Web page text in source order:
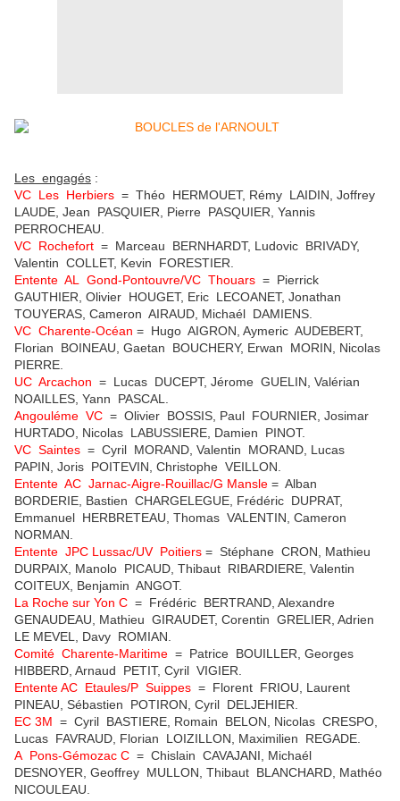
Les engagés :
VC Les Herbiers = Théo HERMOUET, Rémy LAIDIN, Joffrey
LAUDE, Jean PASQUIER, Pierre PASQUIER, Yannis
PERROCHEAU.
VC Rochefort = Marceau BERNHARDT, Ludovic BRIVADY,
Valentin COLLET, Kevin FORESTIER.
Entente AL Gond-Pontouvre/VC Thouars = Pierrick
GAUTHIER, Olivier HOUGET, Eric LECOANET, Jonathan
TOUYERAS, Cameron AIRAUD, Michaél DAMIENS.
VC Charente-Océan = Hugo AIGRON, Aymeric AUDEBERT,
Florian BOINEAU, Gaetan BOUCHERY, Erwan MORIN, Nicolas
PIERRE.
UC Arcachon = Lucas DUCEPT, Jérome GUELIN, Valérian
NOAILLES, Yann PASCAL.
Angouléme VC = Olivier BOSSIS, Paul FOURNIER, Josimar
HURTADO, Nicolas LABUSSIERE, Damien PINOT.
VC Saintes = Cyril MORAND, Valentin MORAND, Lucas
PAPIN, Joris POITEVIN, Christophe VEILLON.
Entente AC Jarnac-Aigre-Rouillac/G Mansle = Alban
BORDERIE, Bastien CHARGELEGUE, Frédéric DUPRAT,
Emmanuel HERBRETEAU, Thomas VALENTIN, Cameron
NORMAN.
Entente JPC Lussac/UV Poitiers = Stéphane CRON, Mathieu
DURPAIX, Manolo PICAUD, Thibaut RIBARDIERE, Valentin
COITEUX, Benjamin ANGOT.
La Roche sur Yon C = Frédéric BERTRAND, Alexandre
GENAUDEAU, Mathieu GIRAUDET, Corentin GRELIER, Adrien
LE MEVEL, Davy ROMIAN.
Comité Charente-Maritime = Patrice BOUILLER, Georges
HIBBERD, Arnaud PETIT, Cyril VIGIER.
Entente AC Etaules/P Suippes = Florent FRIOU, Laurent
PINEAU, Sébastien POTIRON, Cyril DELJEHIER.
EC 3M = Cyril BASTIERE, Romain BELON, Nicolas CRESPO,
Lucas FAVRAUD, Florian LOIZILLON, Maximilien REGADE.
A Pons-Gémozac C = Chislain CAVAJANI, Michaél
DESNOYER, Geoffrey MULLON, Thibaut BLANCHARD, Mathéo
NICOULEAU.